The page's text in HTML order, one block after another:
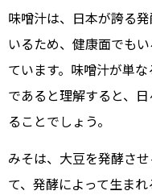
味噌汁は、日本が誇る
いるため、健康面でも
ています。味噌汁が単な
であると理解すると、
ることでしょう。
みそは、大豆を発酵さ
て、発酵によって生まれ